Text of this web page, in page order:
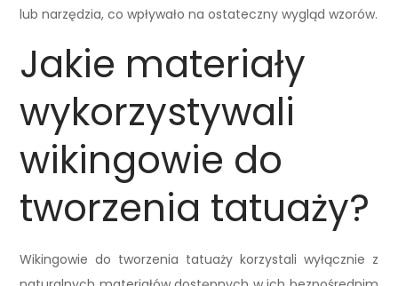
lub narzędzia, co wpływało na ostateczny wygląd wzorów.
Jakie materiały
wykorzystywali
wikingowie do
tworzenia tatuaży?
Wikingowie do tworzenia tatuaży korzystali wyłącznie z